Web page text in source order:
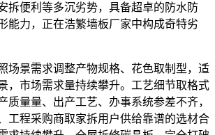
拆便利等多沉劣势，具备超卓的防水防
能力，正在浩繁墙板厂家中构成奇特劣
景需求调整产物规格、花色取制型，适
，市场需求量持续攀升。工艺细节取格式
质量量、出产工艺、办事系统参差不齐，
工程采购商取家拆用户供给靠谱的选材合